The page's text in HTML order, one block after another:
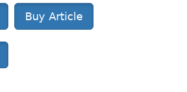
Buy Article